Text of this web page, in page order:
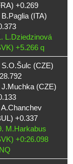
+0.269
B.Paglia (ITA)
L.Dziedzinová
+5.266 q
S.O.Šulc (CZE)
J.Muchka (CZE)
A.Chanchev
+0.337
M.Harkabus
+0:26.098